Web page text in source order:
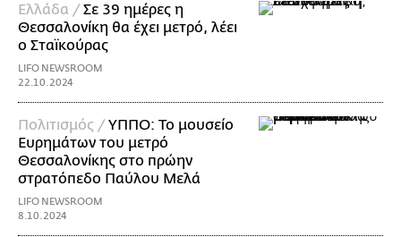
Ελλάδα /Σε 39 ημέρες η
Θεσσαλονίκη θα έχει μετρό, λέει
ο Σταϊκούρας
LIFO NEWSROOM
22.10.2024
Πολιτισμός /ΥΠΠΟ: Το μουσείο
Ευρημάτων του μετρό
Θεσσαλονίκης στο πρώην
στρατόπεδο Παύλου Μελά
LIFO NEWSROOM
8.10.2024